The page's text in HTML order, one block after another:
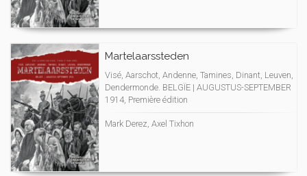
Martelaarssteden
Visé, Aarschot, Andenne, Tamines, Dinant, Leuven,
Dendermonde. BELGÏE | AUGUSTUS-SEPTEMBER
1914, Première édition
Mark Derez, Axel Tixhon